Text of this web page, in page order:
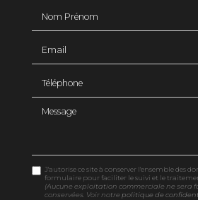
Message
J'autorise ce site à conserver l'ensemble des
formulaire pour faciliter le suivi et le
(Aucune exploitation commerciale ne sera
conservées. Voir notre politique de